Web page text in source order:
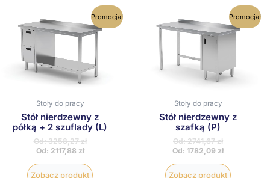
Promocja!
Stoły do pracy
Stół nierdzewny z
półką + 2 szuflady (L)
Od:3258,27zł
Od: 2117,88 zł
Zobacz produkt
Ten
produkt
ma
wiele
Opcje
można
wybrać
produktu
Promocja!
Stoły do pracy
Stół nierdzewny z
szafką (P)
Od:2741,67zł
Od: 1782,09 zł
Zobacz produkt
Ten
produkt
ma
można
produktu